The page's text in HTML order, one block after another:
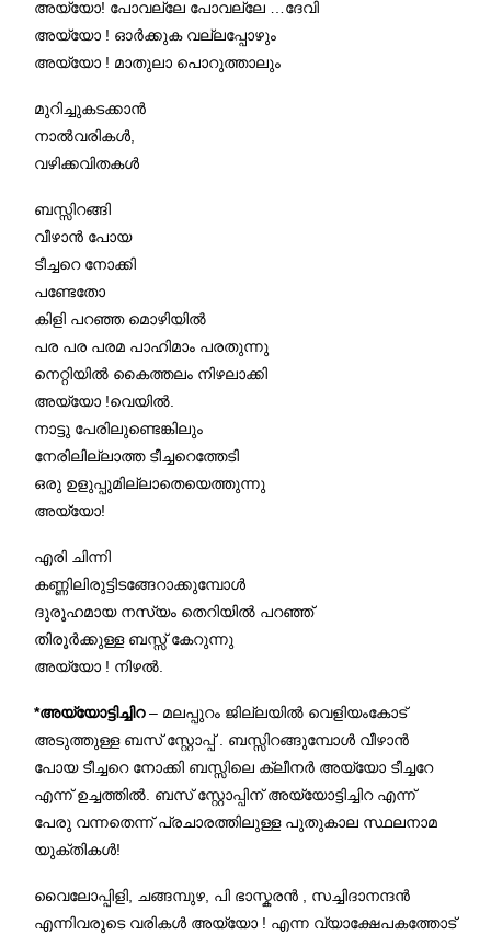
അയ്യോ! പോവല്ലേ പോവല്ലേ …ദേവി
അയ്യോ ! ഓർക്കുക വല്ലപ്പോഴും
അയ്യോ ! മാതുലാ പൊറുത്താലും
മുറിച്ചുകടക്കാൻ
നാൽവരികൾ,
വഴിക്കവിതകൾ
ബസ്സിറങ്ങി
വീഴാൻ പോയ
ടീച്ചറെ നോക്കി
പണ്ടേതോ
കിളി പറഞ്ഞ മൊഴിയിൽ
പര പര പരമ പാഹിമാം പരതുന്നു
നെറ്റിയിൽ കൈത്തലം നിഴലാക്കി
അയ്യോ !വെയിൽ.
നാട്ടു പേരിലുണ്ടെങ്കിലും
നേരിലില്ലാത്ത ടീച്ചറെത്തേടി
ഒരു ഉളുപ്പുമില്ലാതെയെത്തുന്നു
അയ്യോ!
എരി ചിന്നി
കണ്ണിലിരുട്ടിടങ്ങേറാക്കുമ്പോൾ
ദുരൂഹമായ നസ്യം തെറിയിൽ പറഞ്ഞ്
തിരൂർക്കുള്ള ബസ്സ് കേറുന്നു
അയ്യോ ! നിഴൽ.
*അയ്യോട്ടിച്ചിറ– മലപ്പുറം ജില്ലയിൽ വെളിയംകോട്
അടുത്തുള്ള ബസ് സ്റ്റോപ്പ് . ബസ്സിറങ്ങുമ്പോൾ വീഴാൻ
പോയ ടീച്ചറെ നോക്കി ബസ്സിലെ ക്ലീനർ അയ്യോ ടീച്ചറേ
എന്ന് ഉച്ചത്തിൽ. ബസ് സ്റ്റോപ്പിന് അയ്യോട്ടിച്ചിറ എന്ന്
പേരു വന്നതെന്ന് പ്രചാരത്തിലുള്ള പുതുകാല സ്ഥലനാമ
യുക്തികൾ!
വൈലോപ്പിളി, ചങ്ങമ്പുഴ, പി ഭാസ്കരൻ , സച്ചിദാനന്ദൻ
എന്നിവരുടെ വരികൾ അയ്യോ ! എന്ന വ്യാക്ഷേപകത്തോട്